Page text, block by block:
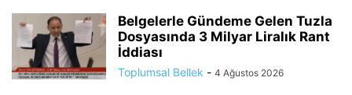
Belgelerle Gündeme Gelen Tuzla
Dosyasında 3 Milyar Liralık Rant
İddiası
Toplumsal Bellek - 4 Ağustos 2026